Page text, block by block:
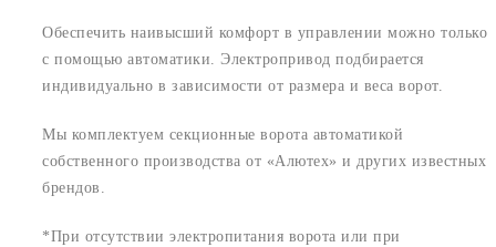
Обеспечить наивысший комфорт в управлении можно только
с помощью автоматики. Электропривод подбирается
индивидуально в зависимости от размера и веса ворот.
Мы комплектуем секционные ворота автоматикой
собственного производства от «Алютех» и других известных
брендов.
*При отсутствии электропитания ворота или при